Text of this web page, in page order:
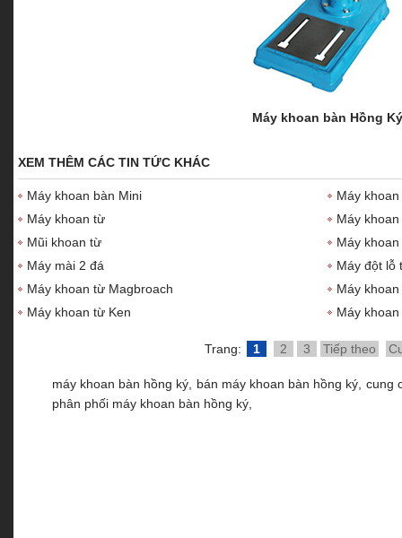
Máy khoan bàn Hồng Ký
XEM THÊM CÁC TIN TỨC KHÁC
Máy khoan bàn Mini
Máy
Máy khoan từ
Máy
Mũi khoan từ
Máy
Máy mài 2 đá
Máy đột lỗ
Máy khoan từ Magbroach
Máy
Máy khoan từ Ken
Máy
Trang: 1 2 3 Tiếp theo
máy khoan bàn hồng ký, bán máy khoan bàn hồng ký, cung
phân phối máy khoan bàn hồng ký,